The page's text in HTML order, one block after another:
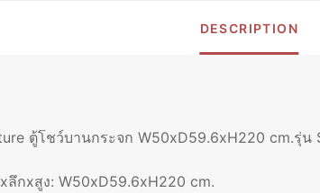
DESCRIPTION
ตู้โชว์บานกระจก W50xD59.6xH220 cm.รุ่น
ลึกxสูง: W50xD59.6xH220 cm.